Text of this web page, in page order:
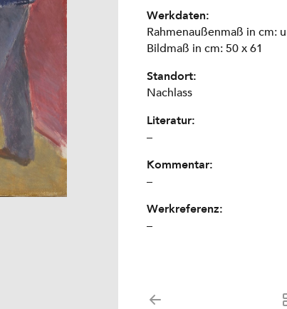
Werkdaten:
Rahmenaußenmaß in cm:
Bildmaß in cm: 50 x 61
Standort:
Nachlass
Literatur:
–
Kommentar:
–
Werkreferenz:
–